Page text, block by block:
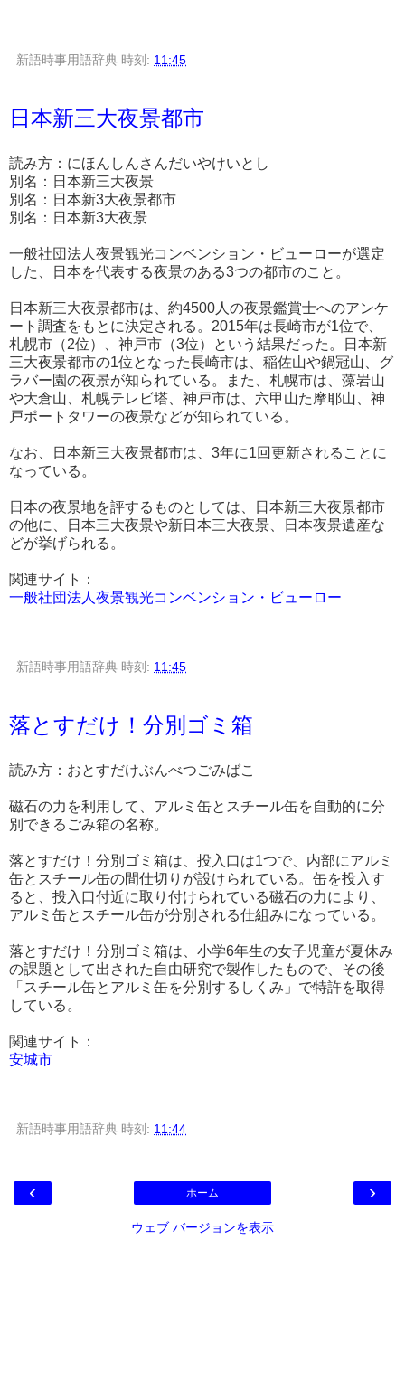
新語時事用語辞典 時刻: 11:45
日本新三大夜景都市
読み方：にほんしんさんだいやけいとし
別名：日本新三大夜景
別名：日本新3大夜景都市
別名：日本新3大夜景
一般社団法人夜景観光コンベンション・ビューローが選定
した、日本を代表する夜景のある3つの都市のこと。
日本新三大夜景都市は、約4500人の夜景鑑賞士へのアンケ
ート調査をもとに決定される。2015年は長崎市が1位で、
札幌市（2位）、神戸市（3位）という結果だった。日本新
三大夜景都市の1位となった長崎市は、稲佐山や鍋冠山、グ
ラバー園の夜景が知られている。また、札幌市は、藻岩山
や大倉山、札幌テレビ塔、神戸市は、六甲山た摩耶山、神
戸ポートタワーの夜景などが知られている。
なお、日本新三大夜景都市は、3年に1回更新されることに
なっている。
日本の夜景地を評するものとしては、日本新三大夜景都市
の他に、日本三大夜景や新日本三大夜景、日本夜景遺産な
どが挙げられる。
関連サイト：
一般社団法人夜景観光コンベンション・ビューロー
新語時事用語辞典 時刻: 11:45
落とすだけ！分別ゴミ箱
読み方：おとすだけぶんべつごみばこ
磁石の力を利用して、アルミ缶とスチール缶を自動的に分
別できるごみ箱の名称。
落とすだけ！分別ゴミ箱は、投入口は1つで、内部にアルミ
缶とスチール缶の間仕切りが設けられている。缶を投入す
ると、投入口付近に取り付けられている磁石の力により、
アルミ缶とスチール缶が分別される仕組みになっている。
落とすだけ！分別ゴミ箱は、小学6年生の女子児童が夏休み
の課題として出された自由研究で製作したもので、その後
「スチール缶とアルミ缶を分別するしくみ」で特許を取得
している。
関連サイト：
安城市
新語時事用語辞典 時刻: 11:44
‹ ›
ホーム
ウェブ バージョンを表示